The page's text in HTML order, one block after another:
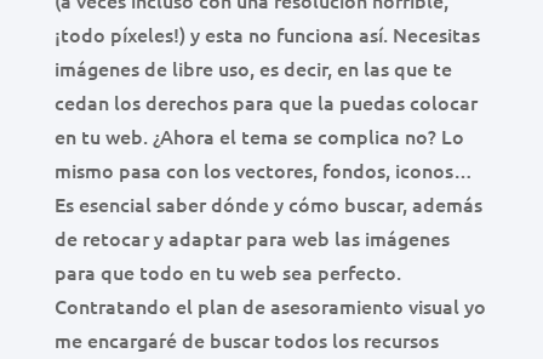
¡todo píxeles!) y esta no funciona así. Necesitas
imágenes de libre uso, es decir, en las que te
cedan los derechos para que la puedas colocar
en tu web. ¿Ahora el tema se complica no? Lo
mismo pasa con los vectores, fondos, iconos…
Es esencial saber dónde y cómo buscar, además
de retocar y adaptar para web las imágenes
para que todo en tu web sea perfecto.
Contratando el plan de asesoramiento visual yo
me encargaré de buscar todos los recursos